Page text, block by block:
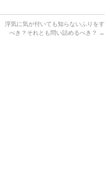
浮気に気が付いても知らないふりをす
べき？それとも問い詰めるべき？ →